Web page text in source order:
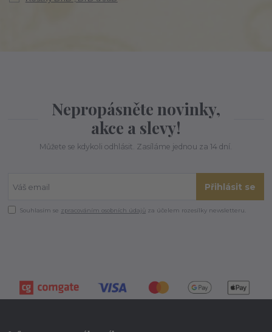
Nepropásněte novinky,
akce a slevy!
Můžete se kdykoli odhlásit. Zasíláme jednou za 14 dní.
Přihlásit se
Souhlasím se zpracováním osobních údajů za účelem rozesílky newsletteru.